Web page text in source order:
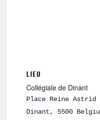
LIEU
Collégiale de Dinant
Place Reine Astrid
Dinant, 5500